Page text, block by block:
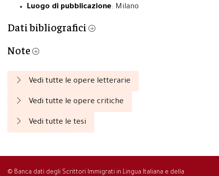
Luogo di pubblicazione: Milano
Dati bibliografici
Note
Vedi tutte le opere letterarie
Vedi tutte le opere critiche
Vedi tutte le tesi
© Banca dati degli Scrittori Immigrati in Lingua Italiana e della